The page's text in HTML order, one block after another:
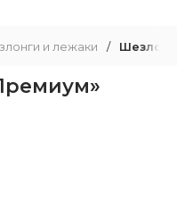
и лежаки /